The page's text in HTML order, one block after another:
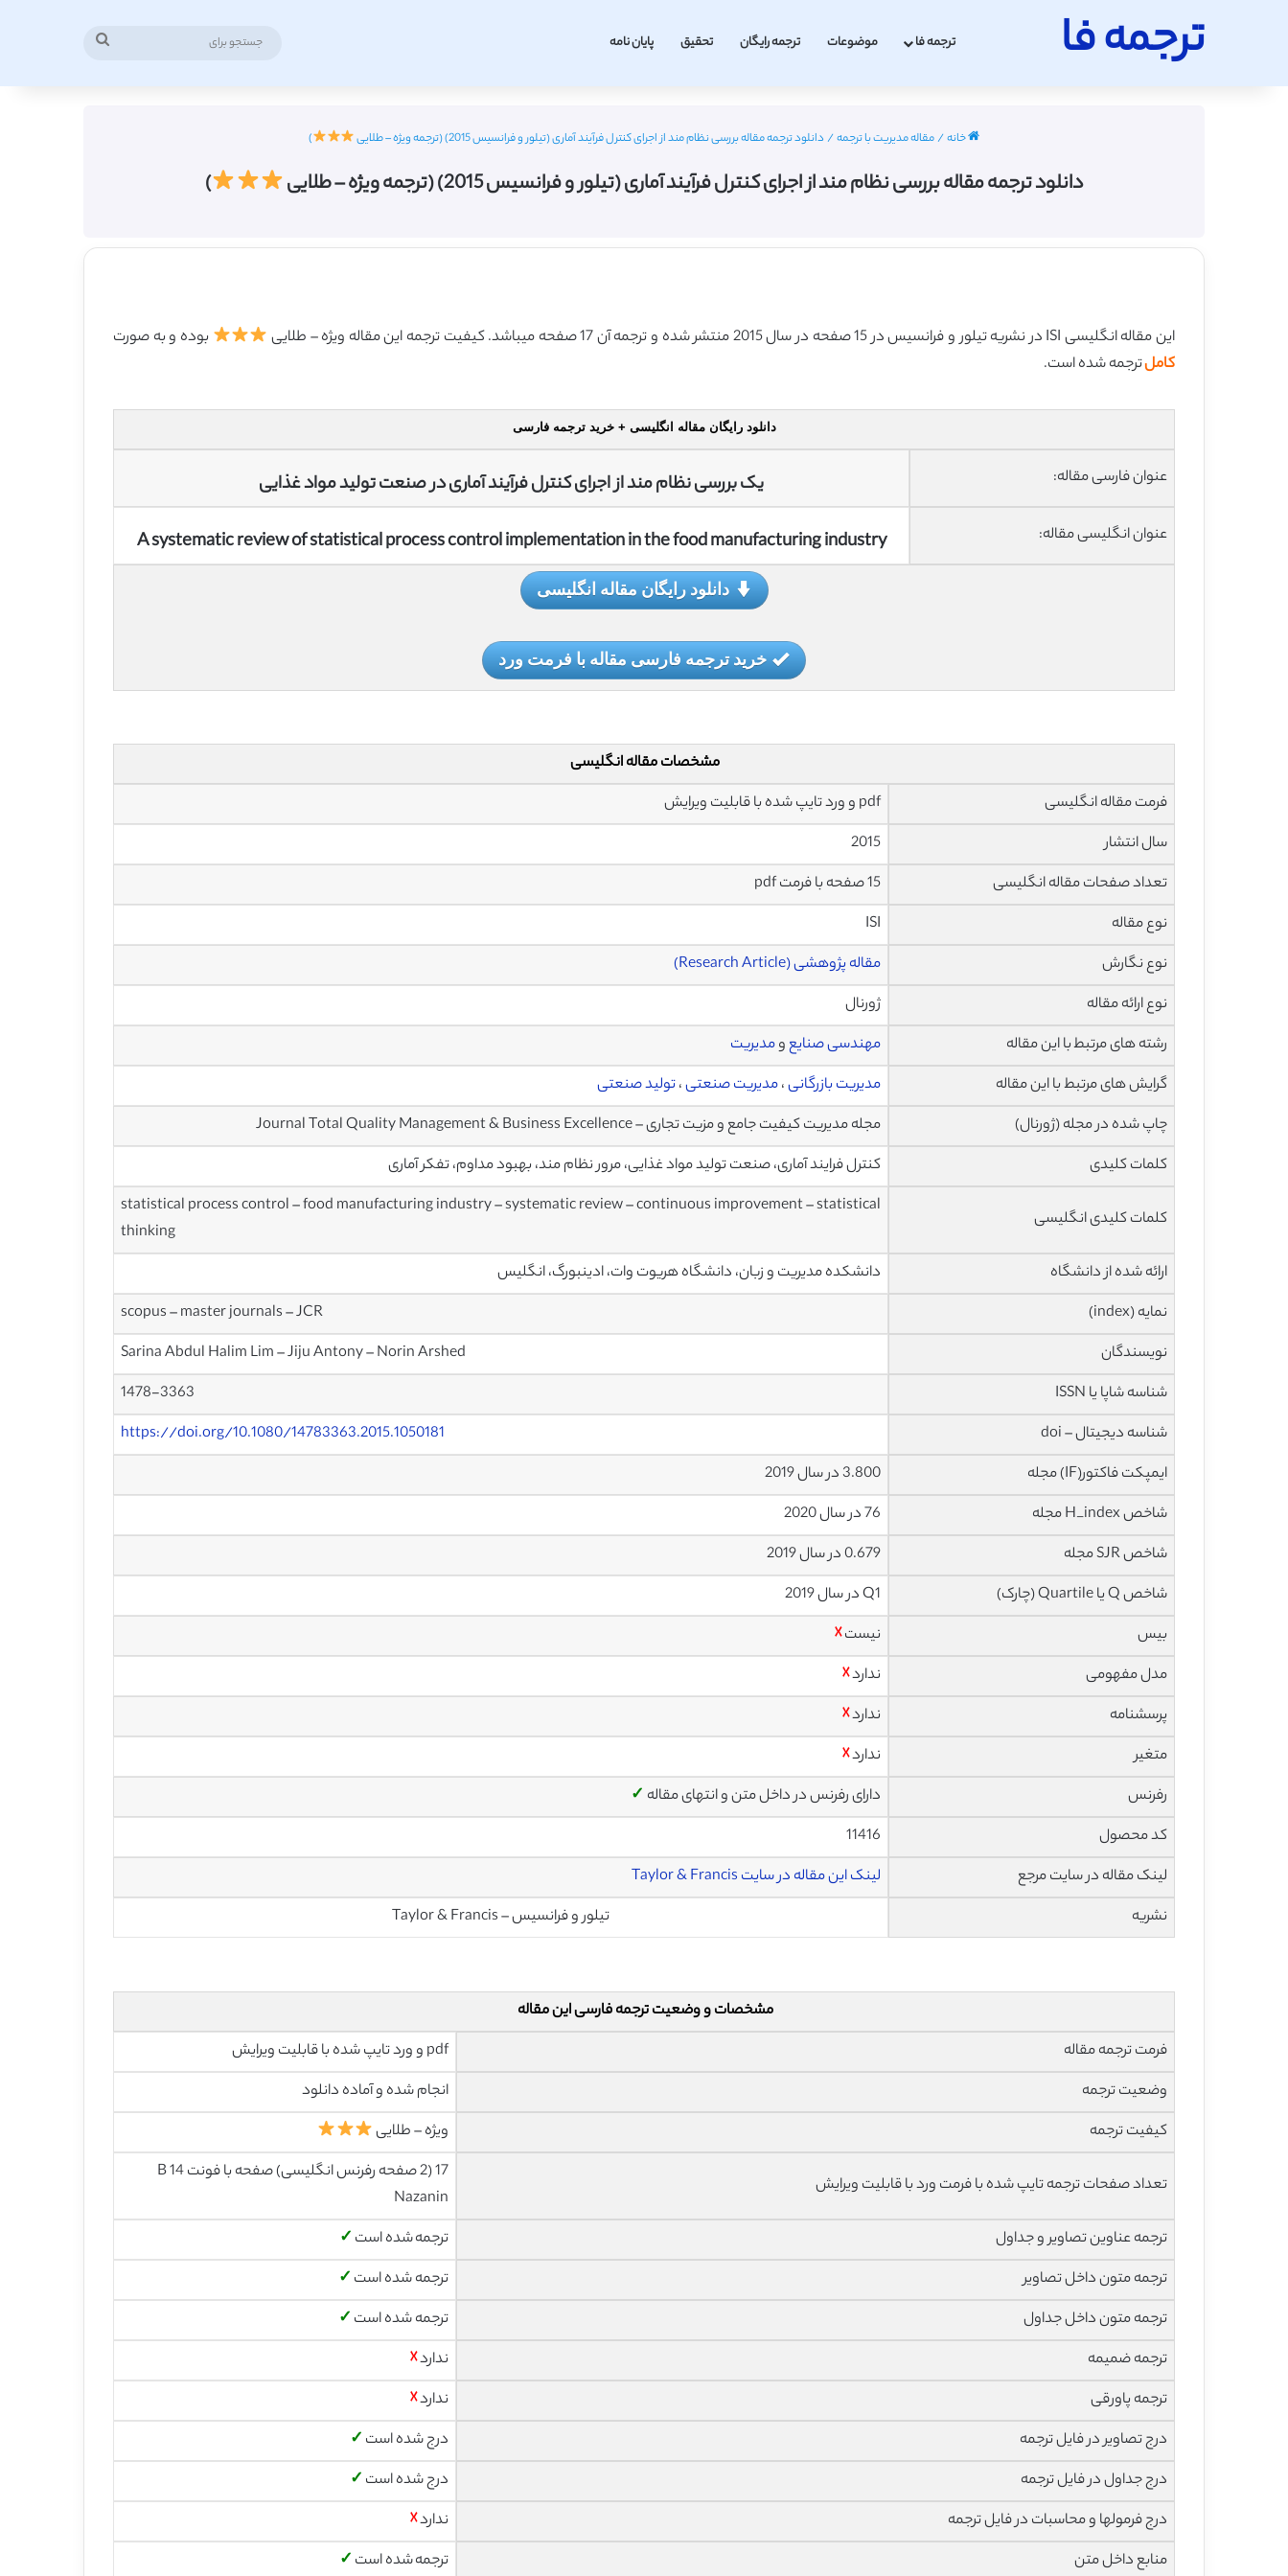
ترجمه فا ترجمه فا موضوعات ترجمه رایگان تحقیق پایان نامه
خانه/مقاله مدیریت با ترجمه/ دانلود ترجمه مقاله بررسی نظام مند از اجرای کنترل فرآیند آماری (تیلور و فرانسیس 2015) (ترجمه ویژه – طلایی )
دانلود ترجمه مقاله بررسی نظام مند از اجرای کنترل فرآیند آماری (تیلور و فرانسیس 2015) (ترجمه ویژه – طلایی )
این مقاله انگلیسی ISI در نشریه تیلور و فرانسیس در 15 صفحه در سال 2015 منتشر شده و ترجمه آن 17 صفحه میباشد. کیفیت ترجمه این مقاله ویژه – طلایی
بوده و به صورت
کاملترجمه شده است.
دانلود رایگان مقاله انگلیسی + خرید ترجمه فارسی
عنوان فارسی مقاله: یک بررسی نظام مند از اجرای کنترل فرآیند آماری در صنعت تولید مواد غذایی
عنوان انگلیسی مقاله: A systematic review of statistical process control implementation in the food manufacturing industry
دانلود رایگان مقاله انگلیسی
خرید ترجمه فارسی مقاله با فرمت ورد
مشخصات مقاله انگلیسی
فرمت مقاله انگلیسی
pdf و ورد تایپ شده با قابلیت ویرایش
سال انتشار
2015
تعداد صفحات مقاله انگلیسی
15 صفحه با فرمت pdf
نوع مقاله
ISI
نوع نگارش
مقاله پژوهشی (Research Article)
نوع ارائه مقاله
ژورنال
رشته های مرتبط با این مقاله
مهندسی صنایعومدیریت
گرایش های مرتبط با این مقاله
مدیریت بازرگانی،مدیریت صنعتی،تولید صنعتی
چاپ شده در مجله (ژورنال)
مجله مدیریت کیفیت جامع و مزیت تجاری – Journal Total Quality Management & Business Excellence
کلمات کلیدی
کنترل فرایند آماری، صنعت تولید مواد غذایی، مرور نظام مند، بهبود مداوم، تفکر آماری
کلمات کلیدی انگلیسی
statistical process control – food manufacturing industry – systematic review – continuous improvement – statistical
thinking
ارائه شده از دانشگاه
دانشکده مدیریت و زبان، دانشگاه هریوت وات، ادینبورگ، انگلیس
نمایه (index)
scopus – master journals – JCR
نویسندگان
Sarina Abdul Halim Lim – Jiju Antony – Norin Arshed
شناسه شاپا یا ISSN
1478-3363
شناسه دیجیتال – doi
https://doi.org/10.1080/14783363.2015.1050181
ایمپکت فاکتور(IF) مجله
3.800 در سال 2019
شاخص H_index مجله
76 در سال 2020
شاخص SJR مجله
0.679 در سال 2019
شاخص Q یا Quartile (چارک)
Q1 در سال 2019
بیس
نیست☓
مدل مفهومی
ندارد☓
پرسشنامه
ندارد☓
متغیر
ندارد☓
رفرنس
دارای رفرنس در داخل متن و انتهای مقاله ✓
کد محصول
11416
لینک مقاله در سایت مرجع
لینک این مقاله در سایت Taylor & Francis
نشریه
تیلور و فرانسیس – Taylor & Francis
مشخصات و وضعیت ترجمه فارسی این مقاله
فرمت ترجمه مقاله
pdf و ورد تایپ شده با قابلیت ویرایش
وضعیت ترجمه
انجام شده و آماده دانلود
کیفیت ترجمه
ویژه – طلایی
تعداد صفحات ترجمه تایپ شده با فرمت ورد با قابلیت ویرایش
17 (2 صفحه رفرنس انگلیسی) صفحه با فونت 14 B
Nazanin
ترجمه عناوین تصاویر و جداول
ترجمه شده است ✓
ترجمه متون داخل تصاویر
ترجمه شده است ✓
ترجمه متون داخل جداول
ترجمه شده است ✓
ترجمه ضمیمه
ندارد☓
ترجمه پاورقی
ندارد☓
درج تصاویر در فایل ترجمه
درج شده است ✓
درج جداول در فایل ترجمه
درج شده است ✓
درج فرمولها و محاسبات در فایل ترجمه
ندارد☓
منابع داخل متن
ترجمه شده است ✓